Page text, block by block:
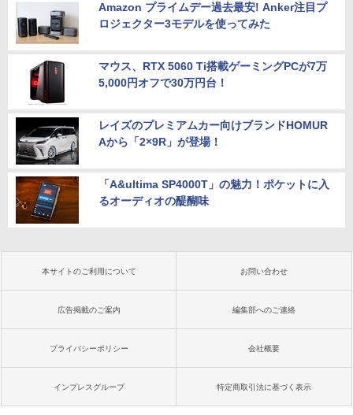
Amazon プライムデー過去最安! Anker注目プ
ロジェクター3モデルを使ってみた
マウス、RTX 5060 Ti搭載ゲーミングPCが7万
5,000円オフで30万円台！
レイズのプレミアムカー向けブランドHOMUR
Aから「2×9R」が登場！
「A&ultima SP4000T」の魅力！ポケットに入
るオーディオの醍醐味
本サイトのご利用について お問い合わせ
広告掲載のご案内 編集部へのご連絡
プライバシーポリシー 会社概要
インプレスグループ 特定商取引法に基づく表示